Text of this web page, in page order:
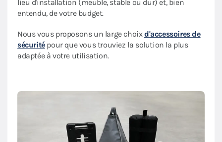
lieu d'installation (meuble, stable ou dur) et, bien
entendu, de votre budget.
Nous vous proposons un large choixd'accessoires de
sécuritépour que vous trouviez la solution la plus
adaptée à votre utilisation.